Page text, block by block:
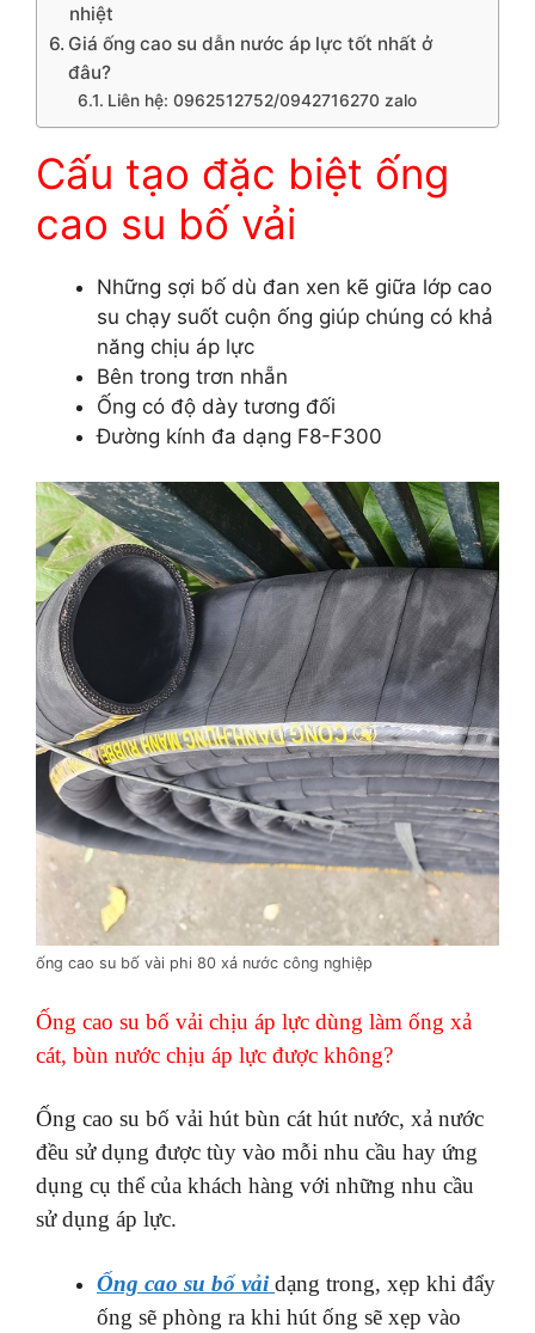
nhiệt
Giá ống cao su dẫn nước áp lực tốt nhất ở
đâu?
Liên hệ: 0962512752/0942716270 zalo
Cấu tạo đặc biệt ống
cao su bố vải
Những sợi bố dù đan xen kẽ giữa lớp cao
su chạy suốt cuộn ống giúp chúng có khả
năng chịu áp lực
Bên trong trơn nhẵn
Ống có độ dày tương đối
Đường kính đa dạng F8-F300
ống cao su bố vài phi 80 xả nước công nghiệp
Ống cao su bố vải chịu áp lực dùng làm ống xả
cát, bùn nước chịu áp lực được không?
Ống cao su bố vải hút bùn cát hút nước, xả nước
đều sử dụng được tùy vào mỗi nhu cầu hay ứng
dụng cụ thể của khách hàng với những nhu cầu
sử dụng áp lực.
Ống cao su bố vải dạng trong, xẹp khi đẩy
ống sẽ phòng ra khi hút ống sẽ xẹp vào